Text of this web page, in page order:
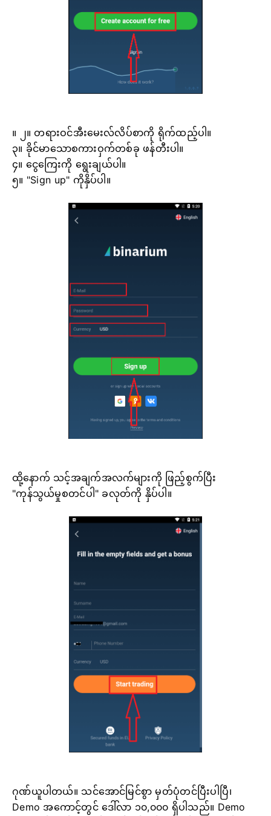
။ ၂။ တရားဝင်အီးမေးလ်လိပ်စာကို ရိုက်ထည့်ပါ။
၃။ ခိုင်မာသောစကားဝှက်တစ်ခု ဖန်တီးပါ။
၄။ ငွေကြေးကို ရွေးချယ်ပါ။
၅။ "Sign up" ကိုနှိပ်ပါ။
ထို့နောက် သင့်အချက်အလက်များကို ဖြည့်စွက်ပြီး
"ကုန်သွယ်မှုစတင်ပါ" ခလုတ်ကို နှိပ်ပါ။
ဂုဏ်ယူပါတယ်။ သင်အောင်မြင်စွာ မှတ်ပုံတင်ပြီးပါပြီ၊
Demo အကောင့်တွင် ဒေါ်လာ ၁၀,၀၀၀ ရှိပါသည်။ Demo